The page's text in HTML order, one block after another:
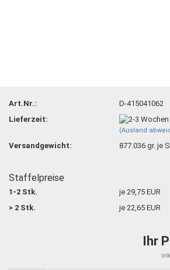
Art.Nr.:
D-415041062
Lieferzeit:
(Ausland
Versandgewicht: 877.036 gr. je
Staffelpreise
1-2 Stk.
je 29,75 EUR
> 2 Stk.
je 22,65 EUR
Ihr